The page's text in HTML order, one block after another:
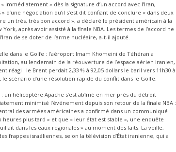
» dès la signature d’un accord avec l’Iran,
négociation qu’il s’est dit confiant de conclure « dans deux
un très, très bon accord », a déclaré le président américain à la
après avoir assisté à la finale NBA. Les termes de l’accord ne
de se doter de l’arme nucléaire, a-t-il ajouté.
dans le Golfe : l’aéroport Imam Khomeini de Téhéran a
au lendemain de la réouverture de l’espace aérien iranien,
: le Brent perdait 2,33 % à 92,05 dollars le baril vers 11h30 à
scénario d’une résolution rapide du conflit dans le Golfe.
hélicoptère Apache s’est abîmé en mer près du détroit
minimisé l’événement depuis son retour de la finale NBA :
des armées américaines a confirmé dans un communiqué
plus tard » et que « leur état est stable », une enquête
dans les eaux régionales » au moment des faits. La veille,
frappes israéliennes, selon la télévision d’État iranienne, qui a